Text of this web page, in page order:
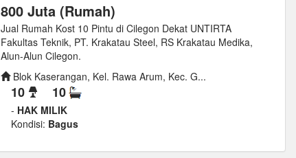
800 Juta (Rumah)
Jual Rumah Kost 10 Pintu di Cilegon Dekat UNTIRTA
Fakultas Teknik, PT. Krakatau Steel, RS Krakatau Medika,
Alun-Alun Cilegon.
Blok Kaserangan, Kel. Rawa Arum, Kec. G...
10 10
- HAK MILIK
Kondisi: Bagus